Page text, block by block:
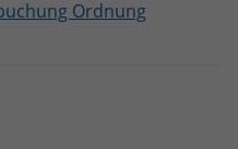
Ordnung